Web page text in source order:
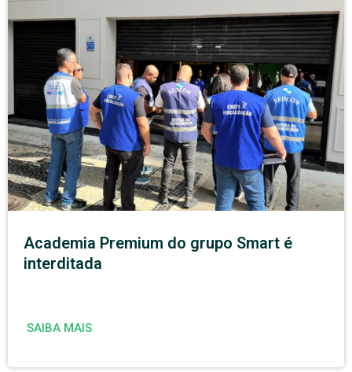
Academia Premium do grupo Smart é
interditada
SAIBA MAIS